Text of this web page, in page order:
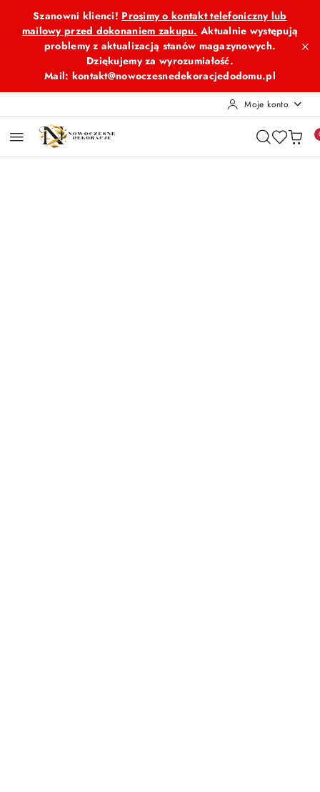
Przejdź do treści głównej
Przejdź do wyszukiwarki
Przejdź do moje konto
Przejdź do menu głównego
Przejdź do opisu produktu
Przejdź do stopki
Szanowni klienci! Prosimy o kontakt telefoniczny lub
mailowy przed dokonaniem zakupu. Aktualnie występują
problemy z aktualizacją stanów magazynowych.
Dziękujemy za wyrozumiałość.
Mail: kontakt@nowoczesnedekoracjedodomu.pl
Moje konto